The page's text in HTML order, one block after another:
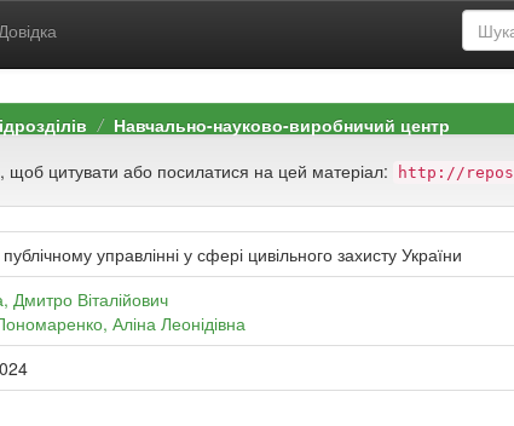
Навчально-науково-виробничий центр
щоб цитувати або посилатися на цей матеріал:
http://
публічному управлінні у сфері цивільного захисту України
Дмитро Віталійович
Аліна Леонідівна